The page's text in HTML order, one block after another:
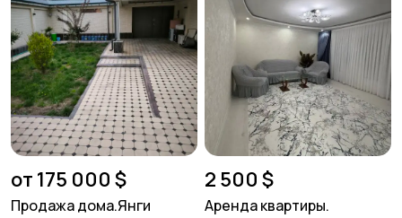
от 175 000 $
Продажа дома.Янги
2 500 $
Аренда квартиры.